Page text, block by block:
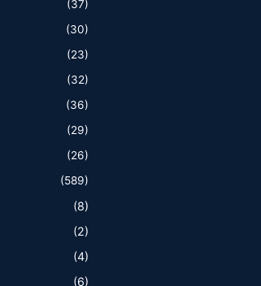
(37)
(30)
(23)
(32)
(36)
(29)
(26)
(589)
(8)
(2)
(4)
(6)